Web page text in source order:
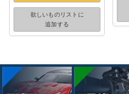
欲しいものリストに
追加する